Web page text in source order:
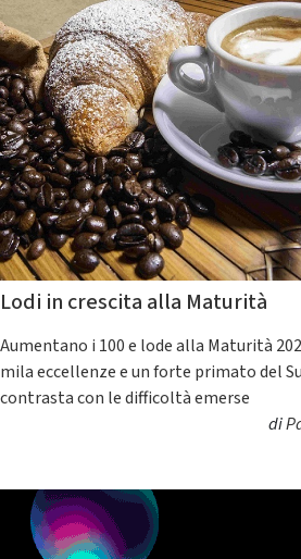
Lodi in crescita alla Maturità
Aumentano i 100 e lode alla Maturità
mila eccellenze e un forte primato del
contrasta con le difficoltà emerse
di